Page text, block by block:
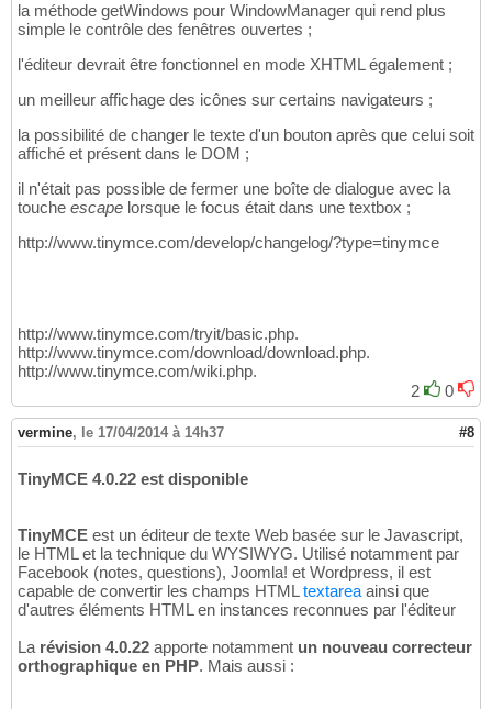
la méthode getWindows pour WindowManager qui rend plus
simple le contrôle des fenêtres ouvertes ;
l'éditeur devrait être fonctionnel en mode XHTML également ;
un meilleur affichage des icônes sur certains navigateurs ;
la possibilité de changer le texte d'un bouton après que celui soit
affiché et présent dans le DOM ;
il n'était pas possible de fermer une boîte de dialogue avec la
touche escape lorsque le focus était dans une textbox ;
http://www.tinymce.com/develop/changelog/?type=tinymce
http://www.tinymce.com/tryit/basic.php.
http://www.tinymce.com/download/download.php.
http://www.tinymce.com/wiki.php.
2
0
vermine, le 17/04/2014 à 14h37 #8
TinyMCE 4.0.22 est disponible
TinyMCE est un éditeur de texte Web basée sur le Javascript,
le HTML et la technique du WYSIWYG. Utilisé notamment par
Facebook (notes, questions), Joomla! et Wordpress, il est
capable de convertir les champs HTML textarea ainsi que
d'autres éléments HTML en instances reconnues par l'éditeur
La révision 4.0.22 apporte notamment un nouveau correcteur
orthographique en PHP. Mais aussi :